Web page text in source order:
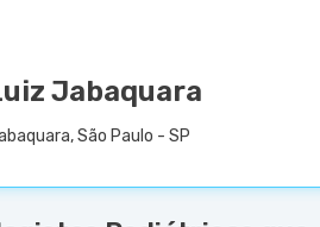
Jabaquara
São Paulo - SP